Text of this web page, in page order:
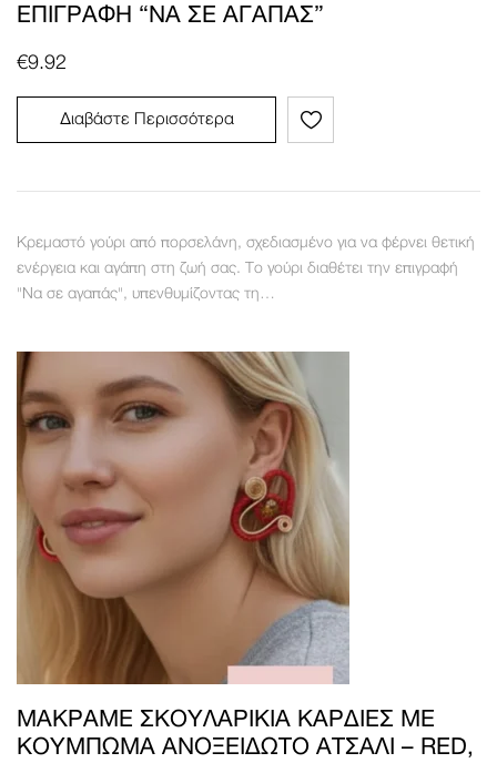
ΕΠΙΓΡΑΦΉ “ΝΑ ΣΕ ΑΓΑΠΆΣ”
€9.92
Διαβάστε Περισσότερα
Κρεμαστό γούρι από πορσελάνη, σχεδιασμένο για να φέρνει θετική
ενέργεια και αγάπη στη ζωή σας. Το γούρι διαθέτει την επιγραφή
"Να σε αγαπάς", υπενθυμίζοντας τη…
ΜΑΚΡΑΜΈ ΣΚΟΥΛΑΡΊΚΙΑ ΚΑΡΔΙΈΣ ΜΕ
ΚΟΎΜΠΩΜΑ ΑΝΟΞΕΊΔΩΤΟ ΑΤΣΆΛΙ – RED,